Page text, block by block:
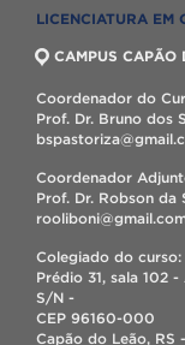
LICENCIATURA EM
CAMPUS CAPÃO
Coordenador do
Prof. Dr. Bruno dos
Coordenador
Prof. Dr. Robson da
Colegiado do curso:
Prédio 31, sala 102
S/N -
CEP 96160-000
Capão do Leão, RS